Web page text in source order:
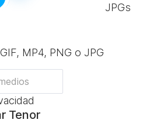
JPGs
MP4, PNG o JPG
Tenor